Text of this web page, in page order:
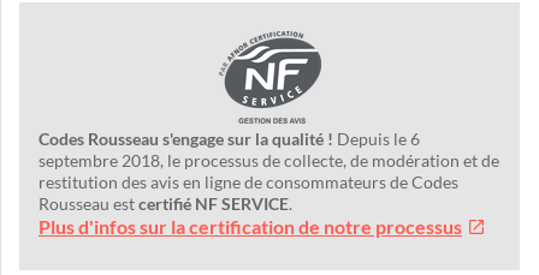
Codes Rousseau s'engage sur la qualité ! Depuis le 6
septembre 2018, le processus de collecte, de modération et de
restitution des avis en ligne de consommateurs de Codes
Rousseau estcertifié NF SERVICE.
Plus d'infos sur la certification de notre processus